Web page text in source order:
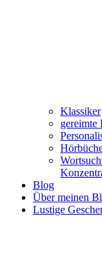
Klassiker
gereimte
Blog
Über meinen
Lustige